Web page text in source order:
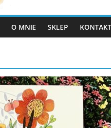
O MNIE SKLEP KONTAKT